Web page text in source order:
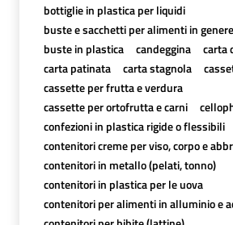
bottiglie in plastica per liquidi
buste e sacchetti per alimenti in genere
buste in plastica
candeggina
carta
carta patinata
carta stagnola
cassette per frutta e verdura
cassette per ortofrutta e carni
confezioni in plastica rigide o flessibili
contenitori creme per viso, corpo e
contenitori in metallo (pelati, tonno)
contenitori in plastica per le uova
contenitori per alimenti in alluminio e